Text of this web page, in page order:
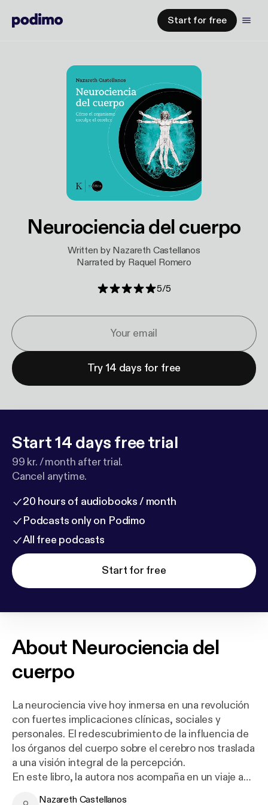
Start for free
Neurociencia del cuerpo
Written by Nazareth Castellanos
Narrated by Raquel Romero
5/5
Try 14 days for free
Start 14 days free trial
99 kr. / month after trial.
Cancel anytime.
20 hours of audiobooks / month
Podcasts only on Podimo
All free podcasts
Start for free
About Neurociencia del
cuerpo
La neurociencia vive hoy inmersa en una revolución
con fuertes implicaciones clínicas, sociales y
personales. El redescubrimiento de la influencia de
los órganos del cuerpo sobre el cerebro nos traslada
a una visión integral de la percepción.
En este libro, la autora nos acompaña en un viaje a
Nazareth Castellanos